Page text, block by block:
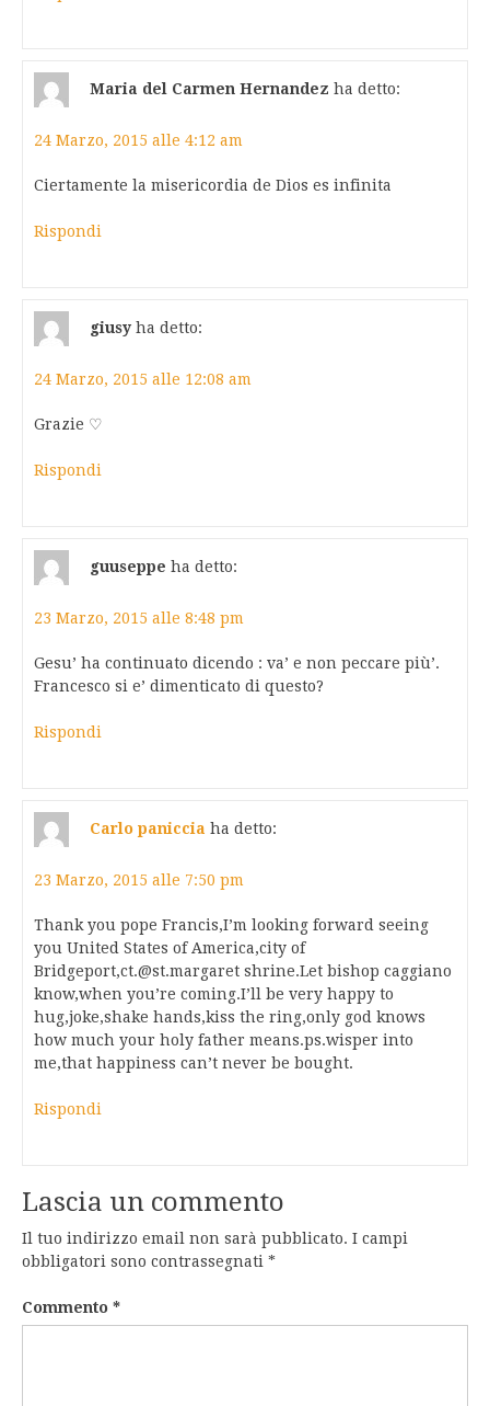
Maria del Carmen Hernandez ha detto:
24 Marzo, 2015 alle 4:12 am
Ciertamente la misericordia de Dios es infinita
Rispondi
giusy ha detto:
24 Marzo, 2015 alle 12:08 am
Grazie ♡
Rispondi
guuseppe ha detto:
23 Marzo, 2015 alle 8:48 pm
Gesu’ ha continuato dicendo : va’ e non peccare più’.
Francesco si e’ dimenticato di questo?
Rispondi
Carlo paniccia ha detto:
23 Marzo, 2015 alle 7:50 pm
Thank you pope Francis,I’m looking forward seeing
you United States of America,city of
Bridgeport,ct.@st.margaret shrine.Let bishop caggiano
know,when you’re coming.I’ll be very happy to
hug,joke,shake hands,kiss the ring,only god knows
how much your holy father means.ps.wisper into
me,that happiness can’t never be bought.
Rispondi
Lascia un commento
Il tuo indirizzo email non sarà pubblicato. I campi
obbligatori sono contrassegnati *
Commento *